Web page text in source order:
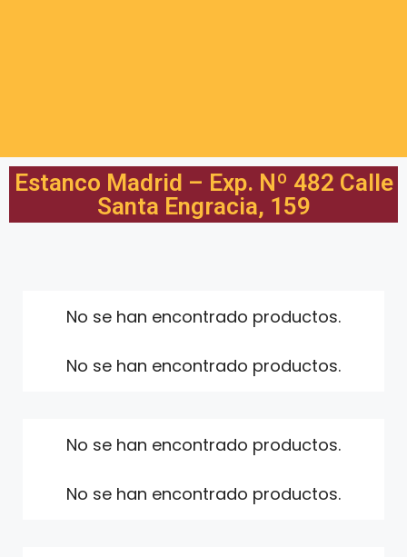
Estanco Madrid – Exp. Nº 482 Calle
Santa Engracia, 159
No se han encontrado productos.
No se han encontrado productos.
No se han encontrado productos.
No se han encontrado productos.